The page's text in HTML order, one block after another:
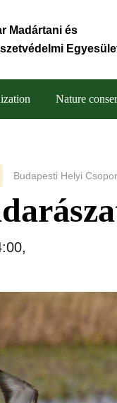
Madártani és
Nature
Budapesti Helyi
,